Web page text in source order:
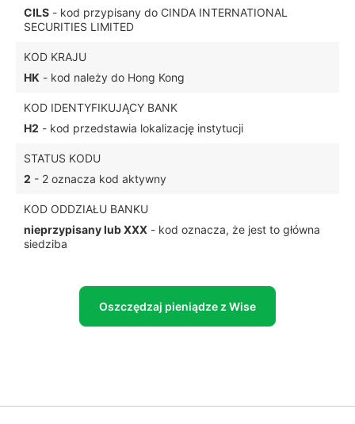
CILS - kod przypisany do CINDA INTERNATIONAL
SECURITIES LIMITED
KOD KRAJU
HK - kod należy do Hong Kong
KOD IDENTYFIKUJĄCY BANK
H2 - kod przedstawia lokalizację instytucji
STATUS KODU
2 - 2 oznacza kod aktywny
KOD ODDZIAŁU BANKU
nieprzypisany lub XXX - kod oznacza, że jest to główna
siedziba
Oszczędzaj pieniądze z Wise